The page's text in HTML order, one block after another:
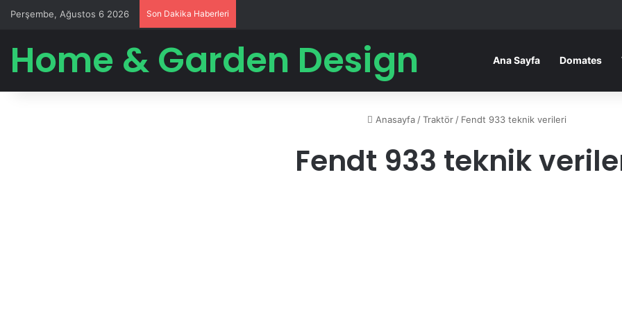
Perşembe, Ağustos 6 2026 Son Dakika Haberleri
Home & Garden Design Ana Sayfa Domates
Anasayfa / Traktör / Fendt 933 teknik verileri
Fendt 933 teknik